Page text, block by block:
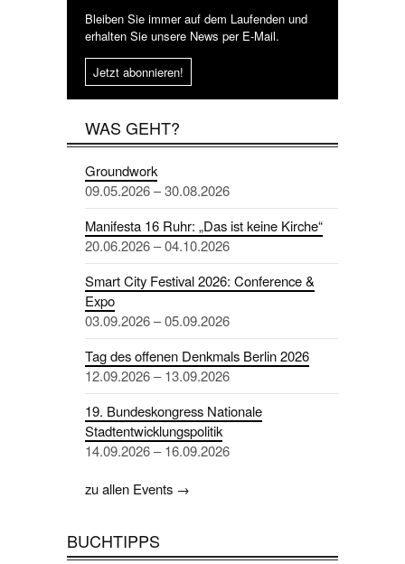
Bleiben Sie immer auf dem Laufenden und
erhalten Sie unsere News per E-Mail.
Jetzt abonnieren!
WAS GEHT?
Groundwork
09.05.2026 – 30.08.2026
Manifesta 16 Ruhr: „Das ist keine Kirche“
20.06.2026 – 04.10.2026
Smart City Festival 2026: Conference &
Expo
03.09.2026 – 05.09.2026
Tag des offenen Denkmals Berlin 2026
12.09.2026 – 13.09.2026
19. Bundeskongress Nationale
Stadtentwicklungspolitik
14.09.2026 – 16.09.2026
zu allen Events →
BUCHTIPPS